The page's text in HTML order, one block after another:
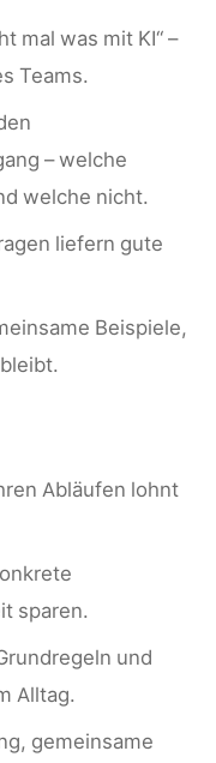
mal was mit KI“ –
Teams.
– welche
welche nicht.
liefern gute
Beispiele,
Abläufen lohnt
sparen.
und
Alltag.
gemeinsame